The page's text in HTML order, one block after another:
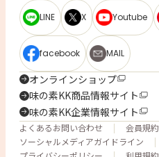
LINE X Youtube
facebook MAIL
オンラインショップ
味の素KK商品情報サイト
味の素KK企業情報サイト
よくあるお問い合わせ
会員規約
ソーシャルメディアガイドライン